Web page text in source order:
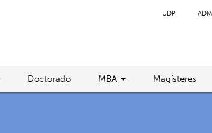
UDP
Doctorado MBA Magísteres